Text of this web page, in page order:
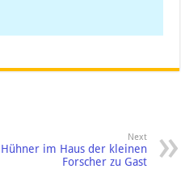
Next
Hühner im Haus der kleinen
Forscher zu Gast